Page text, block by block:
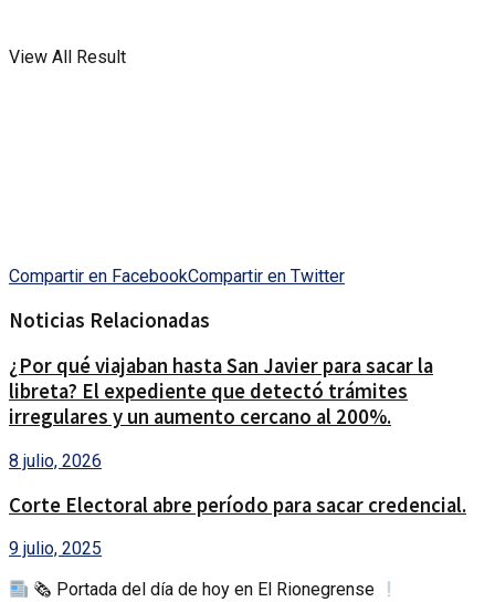
View All Result
Compartir en FacebookCompartir en Twitter
Noticias Relacionadas
¿Por qué viajaban hasta San Javier para sacar la
libreta? El expediente que detectó trámites
irregulares y un aumento cercano al 200%.
8 julio, 2026
Corte Electoral abre período para sacar credencial.
9 julio, 2025
🗞 Portada del día de hoy en El Rionegrense